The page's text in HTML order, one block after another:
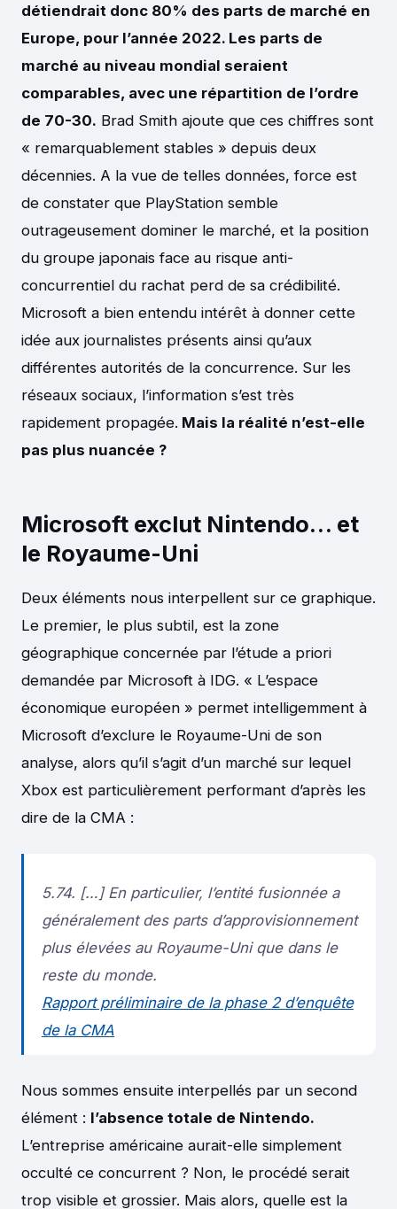
détiendrait donc 80% des parts de marché en
Europe, pour l’année 2022. Les parts de
marché au niveau mondial seraient
comparables, avec une répartition de l’ordre
de 70-30. Brad Smith ajoute que ces chiffres sont
« remarquablement stables » depuis deux
décennies. A la vue de telles données, force est
de constater que PlayStation semble
outrageusement dominer le marché, et la position
du groupe japonais face au risque anti-
concurrentiel du rachat perd de sa crédibilité.
Microsoft a bien entendu intérêt à donner cette
idée aux journalistes présents ainsi qu’aux
différentes autorités de la concurrence. Sur les
réseaux sociaux, l’information s’est très
rapidement propagée. Mais la réalité n’est-elle
pas plus nuancée ?
Microsoft exclut Nintendo… et
le Royaume-Uni
Deux éléments nous interpellent sur ce graphique.
Le premier, le plus subtil, est la zone
géographique concernée par l’étude a priori
demandée par Microsoft à IDG. « L’espace
économique européen » permet intelligemment à
Microsoft d’exclure le Royaume-Uni de son
analyse, alors qu’il s’agit d’un marché sur lequel
Xbox est particulièrement performant d’après les
dire de la CMA :
5.74. […] En particulier, l’entité fusionnée a
généralement des parts d’approvisionnement
plus élevées au Royaume-Uni que dans le
reste du monde.
Rapport préliminaire de la phase 2 d’enquête
de la CMA
Nous sommes ensuite interpellés par un second
élément : l’absence totale de Nintendo.
L’entreprise américaine aurait-elle simplement
occulté ce concurrent ? Non, le procédé serait
trop visible et grossier. Mais alors, quelle est la